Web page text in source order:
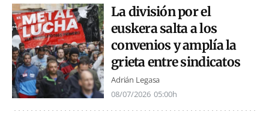
La división por el
euskera salta a los
convenios y amplía la
grieta entre sindicatos
Adrián Legasa
08/07/2026 05:00h